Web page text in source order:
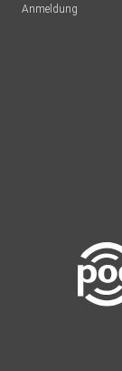
Anmeldung